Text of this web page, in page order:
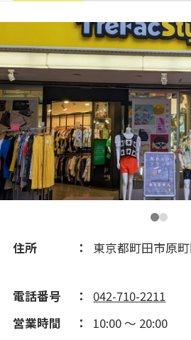
住所
東京都町田市原
電話番号
042-710-2211
営業時間
10:00 ～ 20:00